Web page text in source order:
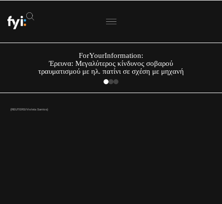
ForYourInformation:
Έρευνα: Μεγαλύτερος κίνδυνος σοβαρού
τραυματισμού με ηλ. πατίνι σε σχέση με μηχανή
(REUTERS/Violeta Santos)